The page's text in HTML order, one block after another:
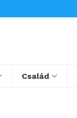
Család